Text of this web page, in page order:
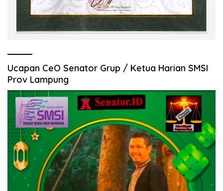
Ucapan CeO Senator Grup / Ketua Harian SMSI
Prov Lampung